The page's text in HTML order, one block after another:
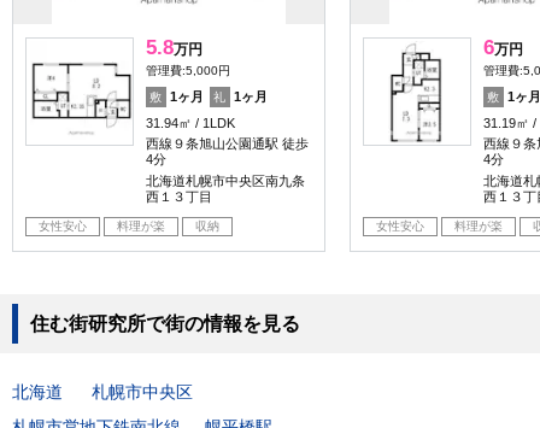
5.8万円
管理費:5,000円
敷 1ヶ月 礼
1ヶ月
31.94㎡
1LDK
西線９条旭山公園通駅 徒歩
4分
北海道札幌市中央区南九条
西１３丁目
女性安心 料理が楽 収納
6万円
管理費
敷
1ヶ月
31.19㎡
西線９条
4分
北海道札
西１３丁
女性安心 料理が楽
住む街研究所で街の情報を見る
北海道
札幌市中央区